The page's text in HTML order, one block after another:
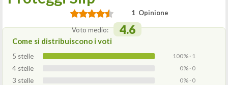
1 Opinione
Voto medio: 4.6
Come si distribuiscono i voti
5 stelle 100% · 1
4 stelle 0% · 0
3 stelle 0% · 0